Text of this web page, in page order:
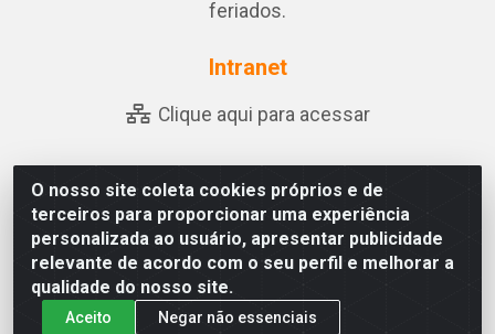
O nosso site coleta cookies próprios e de
terceiros para proporcionar uma experiência
personalizada ao usuário, apresentar publicidade
relevante de acordo com o seu perfil e melhorar a
qualidade do nosso site.
Aceito Negar não essenciais
feriados.
Intranet
Clique aqui para acessar
Abreu & Silva - Rua Padre Jose de Souza Leite, 265 - Ariado,
Olho D'Água das Flores/AL - CEP 57.442-000 - CNPJ
04.790.656/0001-06